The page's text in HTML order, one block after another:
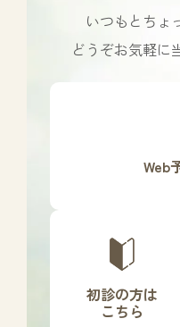
いつもとちょ
どうぞお気軽に
Web
ク
初診の方は
こちら
カ